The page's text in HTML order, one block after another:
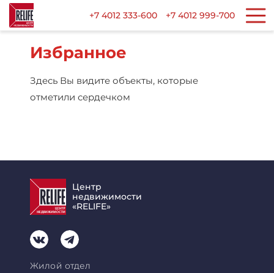
+7 4012 333-600 +7 4012 999-700
Избранное
Здесь Вы видите объекты, которые
отметили сердечком
Центр
недвижимости
«RELIFE»
Жилой отдел